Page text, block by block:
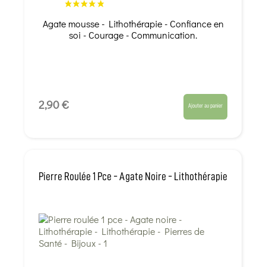
Agate mousse - Lithothérapie - Confiance en
soi - Courage - Communication.
2,90 € Ajouter au panier
Pierre Roulée 1 Pce - Agate Noire - Lithothérapie